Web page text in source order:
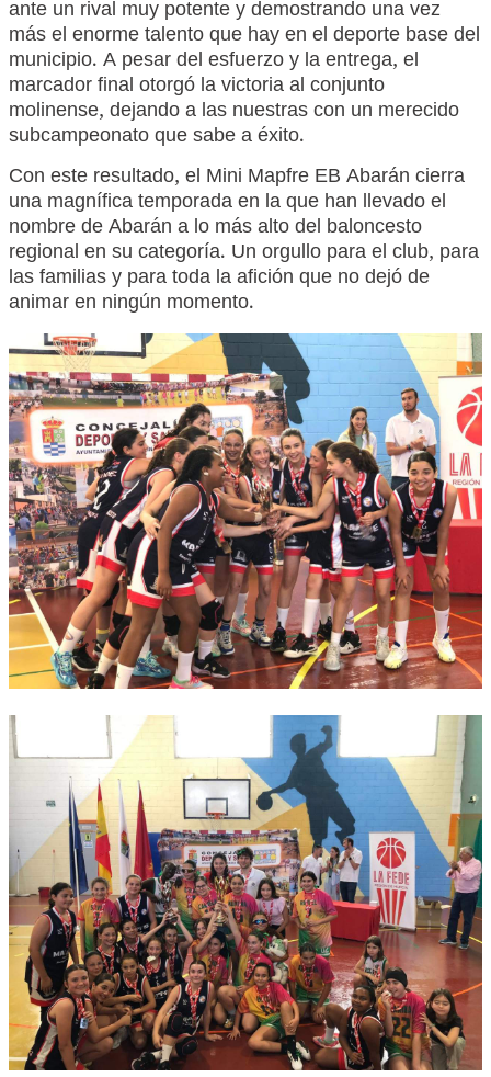
ante un rival muy potente y demostrando una vez
más el enorme talento que hay en el deporte base del
municipio. A pesar del esfuerzo y la entrega, el
marcador final otorgó la victoria al conjunto
molinense, dejando a las nuestras con un merecido
subcampeonato que sabe a éxito.
Con este resultado, el Mini Mapfre EB Abarán cierra
una magnífica temporada en la que han llevado el
nombre de Abarán a lo más alto del baloncesto
regional en su categoría. Un orgullo para el club, para
las familias y para toda la afición que no dejó de
animar en ningún momento.